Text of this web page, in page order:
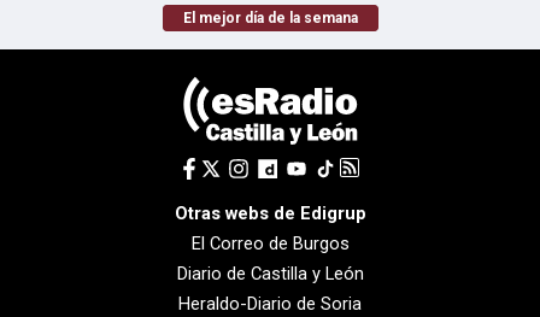
El mejor día de la semana
Otras webs de Edigrup
El Correo de Burgos
Diario de Castilla y León
Heraldo-Diario de Soria